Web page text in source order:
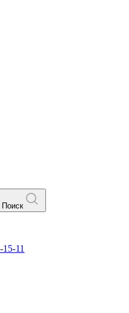
Поиск
11